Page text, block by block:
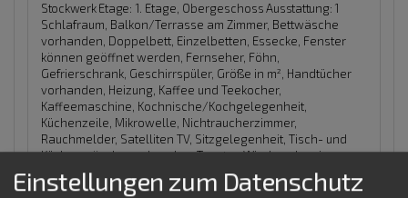
Stockwerk Etage: 1. Etage, ObergeschossAusstattung: 1
Schlafraum, Balkon/Terrasse am Zimmer, Bettwäsche
vorhanden, Doppelbett, Einzelbetten, Essecke, Fenster
können geöffnet werden, Fernseher, Föhn,
Gefrierschrank, Geschirrspüler, Größe in m², Handtücher
vorhanden, Heizung, Kaffee und Teekocher,
Kaffeemaschine, Kochnische/Kochgelegenheit,
Küchenzeile, Mikrowelle, Nichtraucherzimmer,
Rauchmelder, Satelliten TV, Sitzgelegenheit, Tisch- und
Küchenwäsche vorhanden, Toaster, Wireless Lan im
Zimmer, Zimmersafe
WC und Dusche und Bad
Lage:
Gartenseite, Haupthaus
Einstellungen zum Datenschutz